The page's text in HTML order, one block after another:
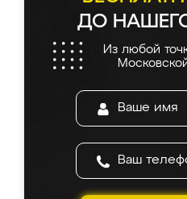
ДО
Из любой